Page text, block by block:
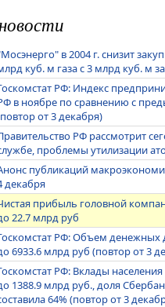
в 2004 г. снизит
куб. м газа с 3 млрд куб. м
РФ: Индекс
в ноябре по сравнению с
от 3 декабря)
РФ рассмотрит
проблемы утилизации
публикаций
декабря
прибыль головной
22.7 млрд руб
РФ: Объем денежных
6933.6 млрд руб (повтор от 3
РФ: Вклады
1388.9 млрд руб., доля
64% (повтор от 3